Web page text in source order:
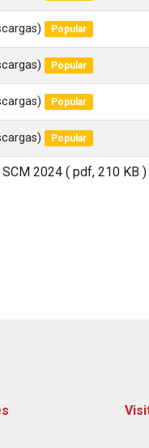
Popular
Popular
Popular
Popular
SCM 2024 ( pdf, 210 KB )